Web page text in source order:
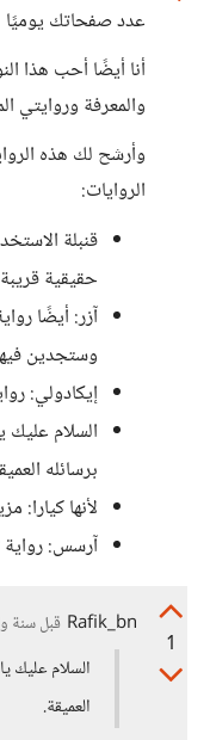
عدد صفحاتك يوميًا
أنا أيضًا أحب هذا
والمعرفة وروايتي
وأرشح لك هذه
الروايات:
قنبلة
حقيقية
آزر: أيضًا
وستجدين
إيكادولي:
السلام
برسائله
لأنها كيارا:
آرسس: رواية
1
Rafik_bn قبل سنة
السلام عليك
العميقة.